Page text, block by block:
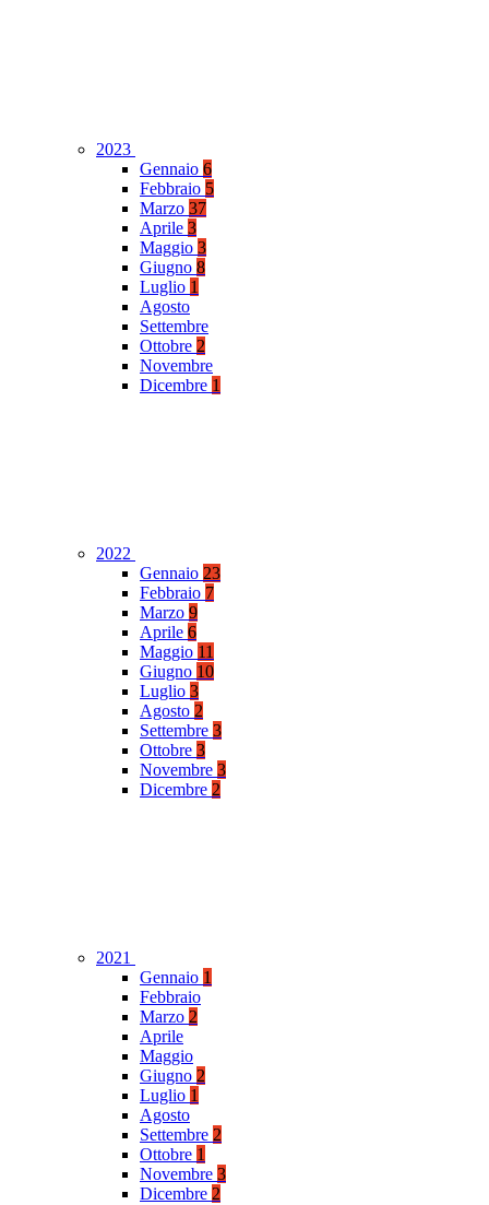
2023
Gennaio 6
Febbraio 5
Marzo 37
Aprile 3
Maggio 3
Giugno 8
Luglio 1
Agosto
Settembre
Ottobre 2
Novembre
Dicembre 1
2022
Gennaio 23
Febbraio 7
Marzo 9
Aprile 6
Maggio 11
Giugno 10
Luglio 3
Agosto 2
Settembre 3
Ottobre 3
Novembre 3
Dicembre 2
2021
Gennaio 1
Febbraio
Marzo 2
Aprile
Maggio
Giugno 2
Luglio 1
Agosto
Settembre 2
Ottobre 1
Novembre 3
Dicembre 2